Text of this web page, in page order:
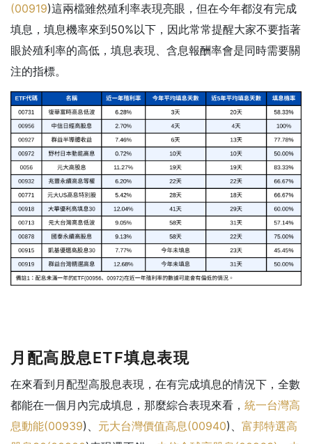
(00919)這兩檔雖然殖利率表現亮眼，但在今年都沒有完成
填息，填息機率來到50%以下，因此常常提醒大家不要指著
眼於殖利率的高低，填息表現、含息報酬率會是同時需要關
注的指標。
月配高股息ETF填息表現
在來看到月配型高股息表現，在有完成填息的情況下，全數
都能在一個月內完成填息，那麼綜合表現來看， 統一台灣高
息動能(00939)、 元大台灣價值高息(00940)、 富邦特選高